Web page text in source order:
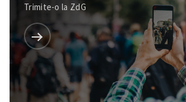
Trimite-o la ZdG